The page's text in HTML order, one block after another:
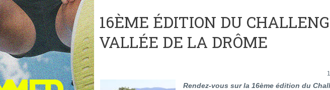
16ÈME ÉDITION DU
VALLÉE DE LA DRÔME
Rendez-vous sur la 16ème édition du